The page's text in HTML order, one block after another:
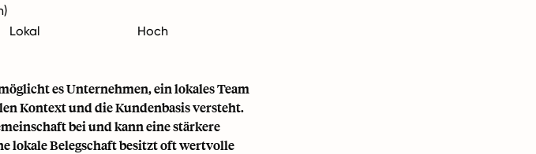
Lokal Hoch
es Unternehmen, ein lokales Team
Kontext und die Kundenbasis versteht.
bei und kann eine stärkere
lokale Belegschaft besitzt oft wertvolle